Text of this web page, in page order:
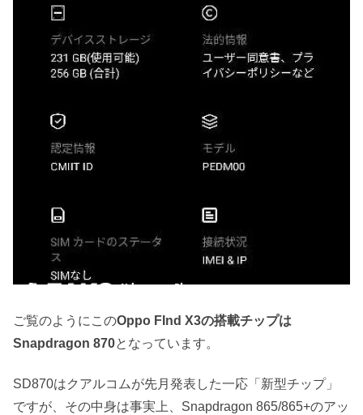
ご覧のようにこのOppo FInd X3の搭載チップは
Snapdragon 870となっています。
SD870はクアルコムが先月発表した一応「新型チップ」
ですが、その中身は事実上、Snapdragon 865/865+のアッ